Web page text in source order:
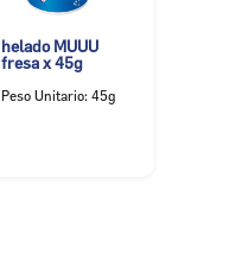
helado MUUU
fresa x 45g
Peso Unitario: 45g